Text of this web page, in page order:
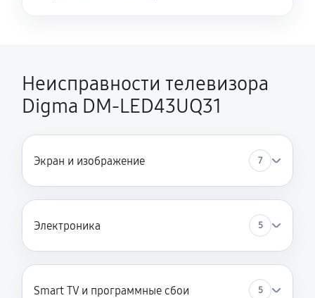
Неисправности телевизора
Digma DM-LED43UQ31
Экран и изображение 7
Электроника 5
Smart TV и программные сбои 5